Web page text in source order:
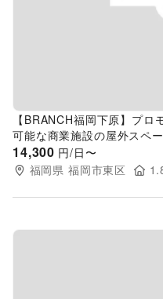
Previous slide
【BRANCH福岡下原】プ
可能な商業施設の屋外スペ
14,300 円/日〜
福岡県 福岡市東区